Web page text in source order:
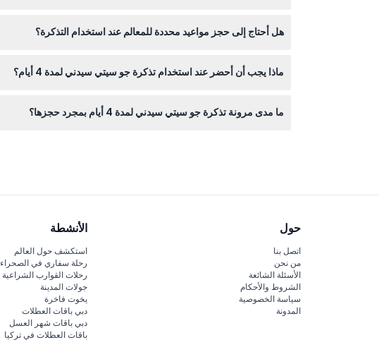
هل أحتاج إلى حجز مواعيد محددة للمعالم عند استخدام التذكرة؟
ماذا يجب أن أحضر عند استخدام تذكرة جو سيتي سيدني لمدة 4 أيام؟
ما مدى مرونة تذكرة جو سيتي سيدني لمدة 4 أيام بمجرد حجزها؟
حول
اتصل بنا
من نحن
الأسئلة الشائعة
الشروط والأحكام
سياسة الخصوصية
المدونة
الأنشطة
استكشف حول العالم
رحلة سفاري في الصحراء
رحلات القوارب الشراعية
جولات المدينة
يخوت فاخرة
دبي باقات العطلات
دبي باقات شهر العسل
باقات العطلات في تركيا